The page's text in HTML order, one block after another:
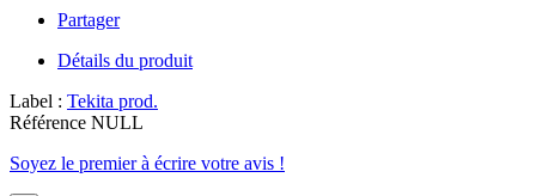
Partager
Détails du produit
Label : Tekita prod.
Référence NULL
Soyez le premier à écrire votre avis !